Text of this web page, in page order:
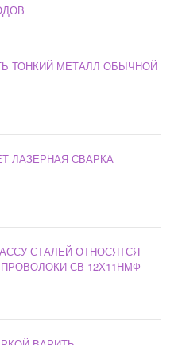
ТОНКИЙ МЕТАЛЛ ОБЫЧНОЙ
ЛАЗЕРНАЯ СВАРКА
СТАЛЕЙ ОТНОСЯТСЯ
СВ 12Х11НМФ